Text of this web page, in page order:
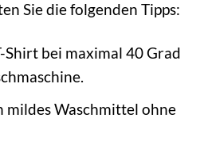
Sie die folgenden Tipps:
Shirt bei maximal 40 Grad
mildes Waschmittel ohne